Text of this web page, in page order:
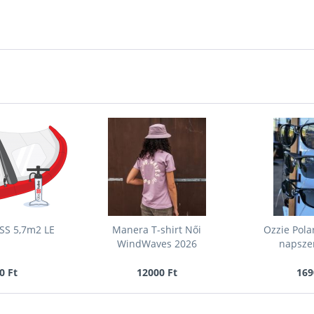
5,7m2 LE
Ft
Manera T-shirt Női
WindWaves 2026
12000 Ft
Ozzie